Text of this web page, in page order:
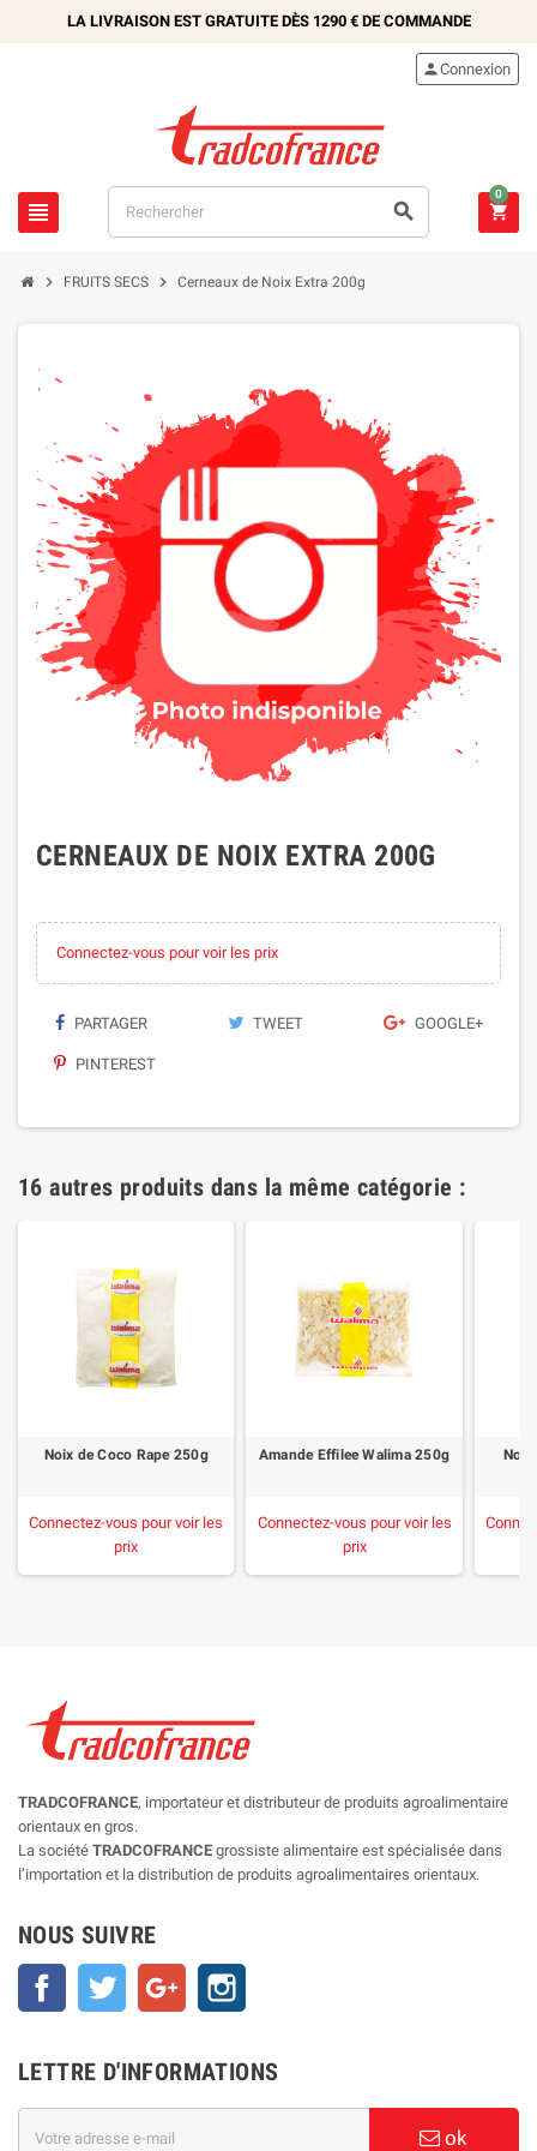
LA LIVRAISON EST GRATUITE DÈS 1290 €DE COMMANDE
 
Connexion

0
 FRUITS SECS  Cerneaux de Noix Extra 200g
CERNEAUX DE NOIX EXTRA 200G
Connectez-vous pour voir les prix
PARTAGER TWEET GOOGLE+
PINTEREST
16 autres produits dans la même catégorie :
Noix de Coco Rape 250g
Connectez-vous pour voir les
prix
Amande Effilee Walima 250g
Connectez-vous pour voir les
prix
Noix
TRADCOFRANCE, importateur et distributeur de produits agroalimentaire
orientaux en gros.
La société TRADCOFRANCE grossiste alimentaire est spécialisée dans
l’importation et la distribution de produits agroalimentaires orientaux.
NOUS SUIVRE
Facebook Twitter Google+
LETTRE D'INFORMATIONS
ok